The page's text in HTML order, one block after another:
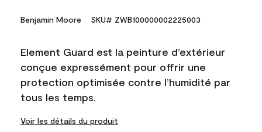
Benjamin Moore SKU# ZWB100000002225003
Element Guard est la peinture d’extérieur
conçue expressément pour offrir une
protection optimisée contre l’humidité par
tous les temps.
Voir les détails du produit